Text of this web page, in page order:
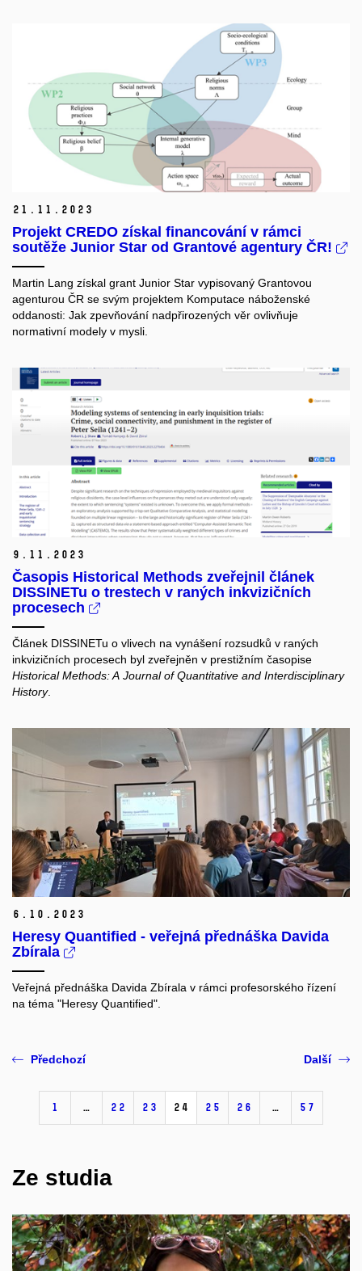
21. 11. 2023
Projekt CREDO získal financování v rámci
soutěže Junior Star od Grantové agentury ČR!
Martin Lang získal grant Junior Star vypisovaný Grantovou
agenturou ČR se svým projektem Komputace náboženské
oddanosti: Jak zpevňování nadpřirozených věr ovlivňuje
normativní modely v mysli.
9. 11. 2023
Časopis Historical Methods zveřejnil článek
DISSINETu o trestech v raných inkvizičních
procesech
Článek DISSINETu o vlivech na vynášení rozsudků v raných
inkvizičních procesech byl zveřejněn v prestižním časopise
Historical Methods: A Journal of Quantitative and Interdisciplinary
History.
6. 10. 2023
Heresy Quantified - veřejná přednáška Davida
Zbírala
Veřejná přednáška Davida Zbírala v rámci profesorského řízení
na téma "Heresy Quantified".
Předchozí
1 … 22 23 24 25 26 … 57
Další
Ze studia